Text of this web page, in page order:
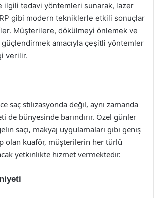
ilgili tedavi yöntemleri sunarak, lazer
gibi modern tekniklerle etkili sonuçlar
Müşterilere, dökülmeyi önlemek ve
amacıyla çeşitli yöntemler
verilir.
saç stilizasyonda değil, aynı zamanda
de bünyesinde barındırır. Özel günler
saçı, makyaj uygulamaları gibi geniş
olan kuaför, müşterilerin her türlü
yetkinlikte hizmet vermektedir.